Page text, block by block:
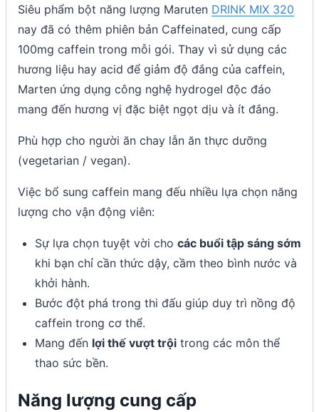
Siêu phẩm bột năng lượng Maruten DRINK MIX 320
nay đã có thêm phiên bản Caffeinated, cung cấp
100mg caffein trong mỗi gói. Thay vì sử dụng các
hương liệu hay acid để giảm độ đắng của caffein,
Marten ứng dụng công nghệ hydrogel độc đáo
mang đến hương vị đặc biệt ngọt dịu và ít đắng.
Phù hợp cho người ăn chay lẫn ăn thực dưỡng
(vegetarian / vegan).
Việc bổ sung caffein mang đếu nhiều lựa chọn năng
lượng cho vận động viên:
Sự lựa chọn tuyệt vời cho các buổi tập sáng sớm
khi bạn chỉ cần thức dậy, cầm theo bình nước và
khởi hành.
Bước đột phá trong thi đấu giúp duy trì nồng độ
caffein trong cơ thể.
Mang đến lợi thế vượt trội trong các môn thể
thao sức bền.
Năng lượng cung cấp